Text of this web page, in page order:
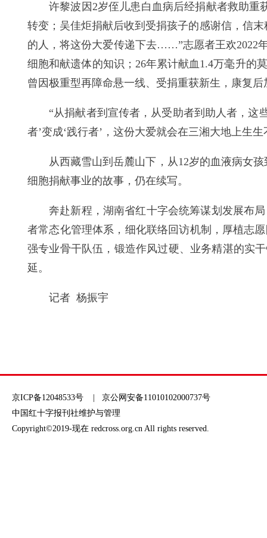
许黎波因2岁侄儿患白血病后经捐献者救助
转变；吴佳炬捐献后收到受捐孩子的感谢信，信
的人，将这份大爱传递下去……”志愿者王欢2022
细胞和献遗体的知识；26年累计献血1.4万毫升的
曾因极重型再障命悬一线、受捐重获新生，康复
“从捐献者到宣传者，从受助者到助人者，这
者’变成‘践行者’，这份大爱就会在三湘大地上生
从西藏雪山到岳麓山下，从12岁的血液病女
细胞捐献事业的故事，仍在续写。
奔赴新程，湖南省红十字会统筹谋划发展布
者常态化管理体系，细化联络回访机制，厚植志
强专业骨干队伍，锻造作风过硬、业务精湛的实
延。
记者 杨振宇
京ICP备12048533号 | 京公网安备11010102000737号
中国红十字报刊社维护与管理
Copyright©2019-现在 redcross.org.cn All rights reserved.